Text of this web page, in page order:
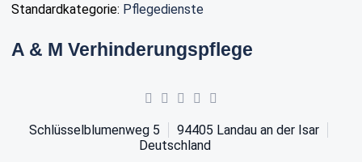
Standardkategorie: Pflegedienste
A & M Verhinderungspflege
Schlüsselblumenweg 5 94405 Landau an der Isar
Deutschland